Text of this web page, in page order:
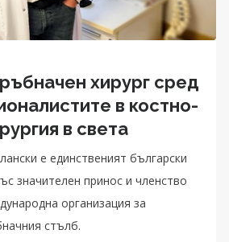
хирург сред
в костно-
в света
e единственият български
значителен принос и членство
организация за
стълб.